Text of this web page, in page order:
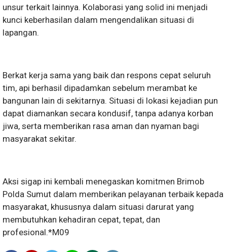
unsur terkait lainnya. Kolaborasi yang solid ini menjadi
kunci keberhasilan dalam mengendalikan situasi di
lapangan.
Berkat kerja sama yang baik dan respons cepat seluruh
tim, api berhasil dipadamkan sebelum merambat ke
bangunan lain di sekitarnya. Situasi di lokasi kejadian pun
dapat diamankan secara kondusif, tanpa adanya korban
jiwa, serta memberikan rasa aman dan nyaman bagi
masyarakat sekitar.
Aksi sigap ini kembali menegaskan komitmen Brimob
Polda Sumut dalam memberikan pelayanan terbaik kepada
masyarakat, khususnya dalam situasi darurat yang
membutuhkan kehadiran cepat, tepat, dan
profesional.*M09